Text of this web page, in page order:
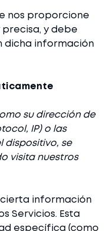
nos proporcione
y debe
dicha información
su dirección de
IP) o las
dispositivo, se
visita nuestros
información
Servicios. Esta
específica (como